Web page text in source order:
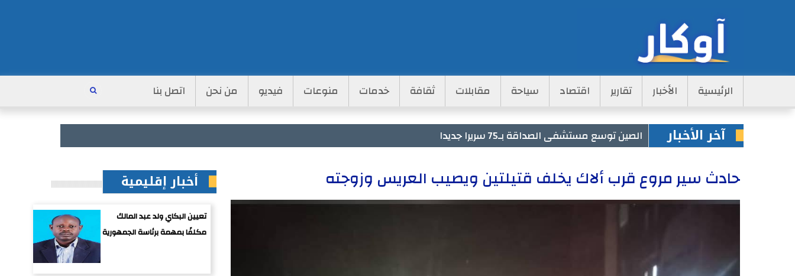
Main
Navigation
الرئيسية الأخبار تقارير اقتصاد سياحة مقابلات ثقافة خدمات منوعات فيديو من نحن اتصل بنا
آخر الأخبار
الصين توسع مستشفى الصداقة بـ75 سريرا جديدا
حادث سير مروع قرب ألاك يخلف قتيلتين ويصيب العريس وزوجته أخبار إقليمية
تعيين البكاي ولد عبد المالك
مكلفًا بمهمة برئاسة الجمهورية